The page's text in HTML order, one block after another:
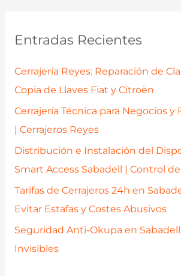
p
o
:
Entradas Recientes
Cerrajería Reyes: Reparación de
Copia de Llaves Fiat y Citroën
Cerrajería Técnica para Negocios y
| Cerrajeros Reyes
Distribución e Instalación del
Smart Access Sabadell | Control
Tarifas de Cerrajeros 24h en
Evitar Estafas y Costes Abusivos
Seguridad Anti-Okupa en Sabadell
Invisibles